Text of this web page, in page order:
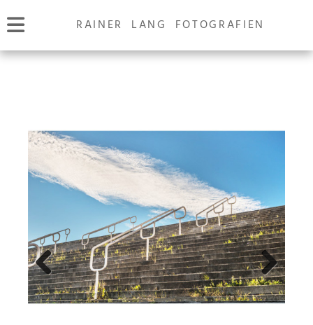
RAINER LANG FOTOGRAFIEN
Previous Next